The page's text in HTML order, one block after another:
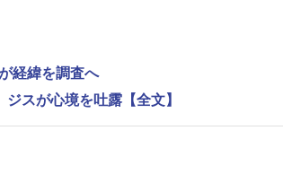
経緯を調査へ
スが心境を吐露【全文】